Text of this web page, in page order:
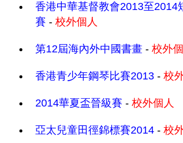
香港中華基督教會2013至2014
賽 - 校外個人
第12屆海內外中國書畫 - 校外
香港青少年鋼琴比賽2013 - 校
2014華夏盃晉級賽 - 校外個人
亞太兒童田徑錦標賽2014 - 校